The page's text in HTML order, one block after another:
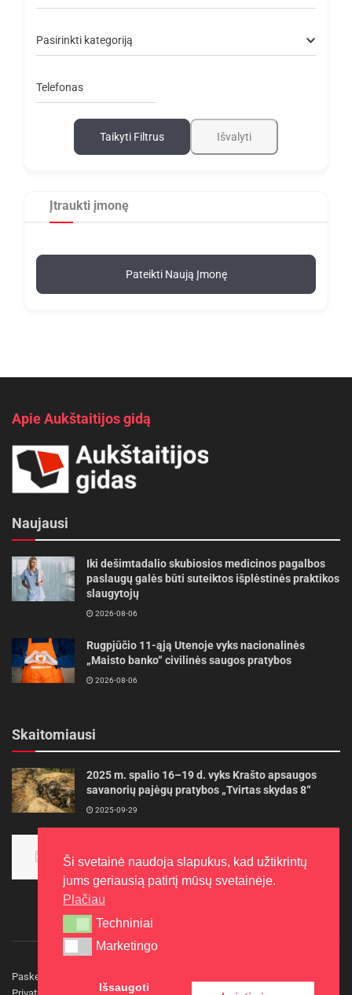
Pasirinkti kategoriją
Telefonas
Taikyti Filtrus Išvalyti
Įtraukti įmonę
Pateikti Naują Įmonę
Apie Aukštaitijos gidą
Naujausi
Iki dešimtadalio skubiosios medicinos pagalbos
paslaugų galės būti suteiktos išplėstinės praktikos
slaugytojų
2026-08-06
Rugpjūčio 11-ąją Utenoje vyks nacionalinės
„Maisto banko“ civilinės saugos pratybos
2026-08-06
Skaitomiausi
2025 m. spalio 16–19 d. vyks Krašto apsaugos
savanorių pajėgų pratybos „Tvirtas skydas 8“
2025-09-29
aukso
2015-10-30
Paskelbkite naujieną
Ši svetainė naudoja slapukus, kad užtikrintų
jums geriausią patirtį mūsų svetainėje.
Plačiau
Techniniai
Techniniai
Marketingo
Marketingo
Išsaugoti